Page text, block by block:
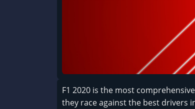
F1 2020 is the most
they race against the best drivers